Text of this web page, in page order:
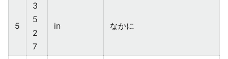
5
3
5
2
7
in なかに